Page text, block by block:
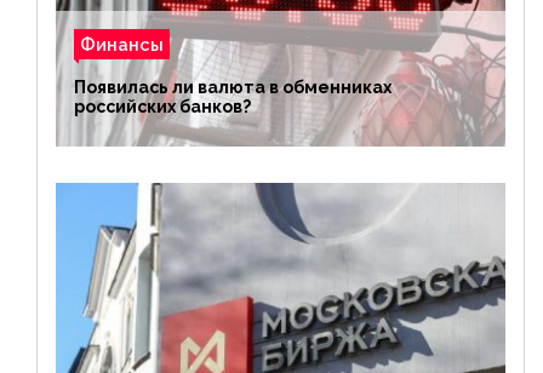
Финансы
Появилась ли валюта в обменниках
российских банков?